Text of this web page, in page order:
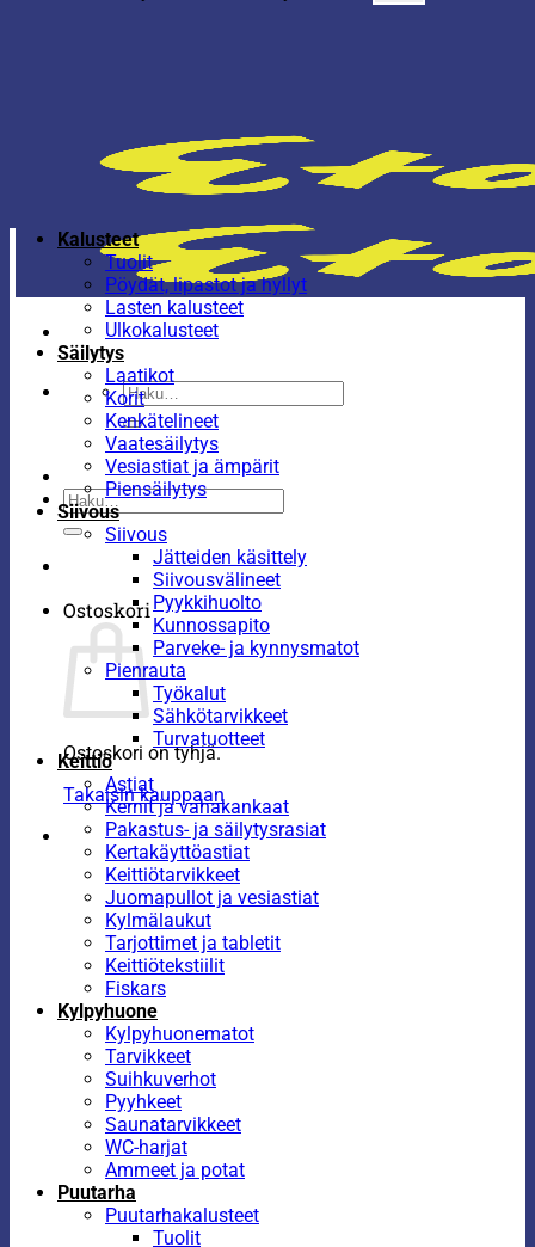
Etsi:
Etsi:
Ostoskori
Ostoskori on tyhjä.
Takaisin kauppaan
Kalusteet
Tuolit
Pöydät, lipastot ja hyllyt
Lasten kalusteet
Ulkokalusteet
Säilytys
Laatikot
Korit
Kenkätelineet
Vaatesäilytys
Vesiastiat ja ämpärit
Piensäilytys
Siivous
Siivous
Jätteiden käsittely
Siivousvälineet
Pyykkihuolto
Kunnossapito
Parveke- ja kynnysmatot
Pienrauta
Työkalut
Sähkötarvikkeet
Turvatuotteet
Keittiö
Astiat
Kernit ja vahakankaat
Pakastus- ja säilytysrasiat
Kertakäyttöastiat
Keittiötarvikkeet
Juomapullot ja vesiastiat
Kylmälaukut
Tarjottimet ja tabletit
Keittiötekstiilit
Fiskars
Kylpyhuone
Kylpyhuonematot
Tarvikkeet
Suihkuverhot
Pyyhkeet
Saunatarvikkeet
WC-harjat
Ammeet ja potat
Puutarha
Puutarhakalusteet
Tuolit